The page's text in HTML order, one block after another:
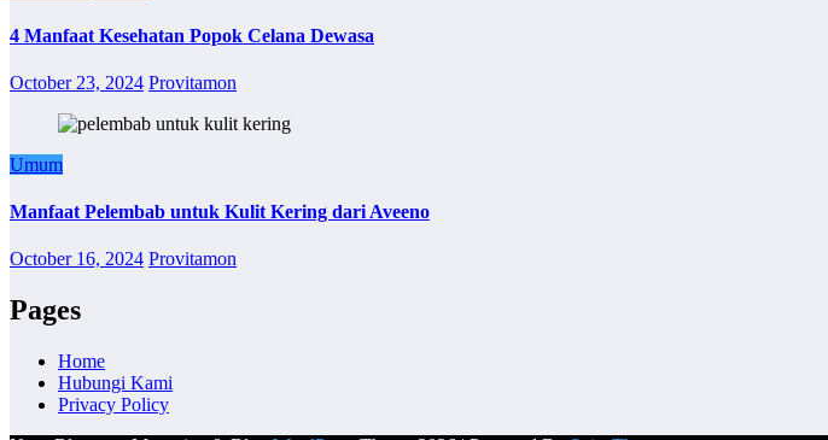
4 Manfaat Kesehatan Popok Celana Dewasa
October 23, 2024 Provitamon
Umum
Manfaat Pelembab untuk Kulit Kering dari Aveeno
October 16, 2024 Provitamon
Pages
Home
Hubungi Kami
Privacy Policy